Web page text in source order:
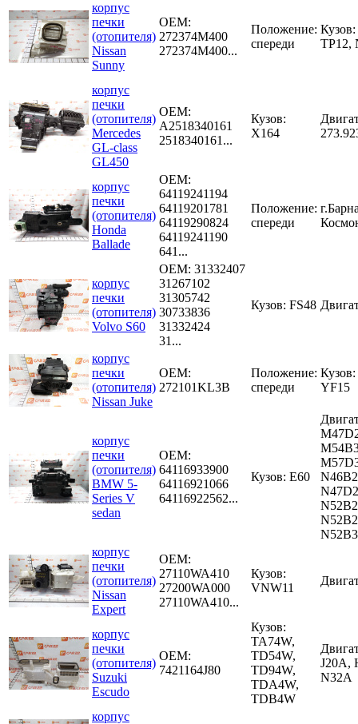
корпус
печки
(отопителя)
Nissan
Sunny
OEM:
272374M400
272374M400...
Положение:
спереди
TP12,
корпус
печки
(отопителя)
Mercedes
GL-class
GL450
OEM:
A2518340161
2518340161...
Кузов:
X164
корпус
печки
(отопителя)
Honda
Ballade
OEM:
64119241194
64119201781
64119290824
64119241190
641...
Положение:
спереди
корпус
печки
(отопителя)
Volvo S60
OEM: 31332407
31267102
31305742
30733836
31332424
31...
Кузов: FS48
корпус
печки
(отопителя)
Nissan Juke
OEM:
272101KL3B
Положение:
спереди
YF15
корпус
печки
(отопителя)
BMW 5-
Series V
sedan
OEM:
64116933900
64116921066
64116922562...
Кузов: E60
корпус
печки
(отопителя)
Nissan
Expert
OEM:
27110WA410
27200WA000
27110WA410...
Кузов:
VNW11
корпус
печки
(отопителя)
Suzuki
Escudo
OEM:
7421164J80
Кузов:
TA74W,
TD54W,
TD94W,
TDA4W,
TDB4W
J20A,
N32A
корпус